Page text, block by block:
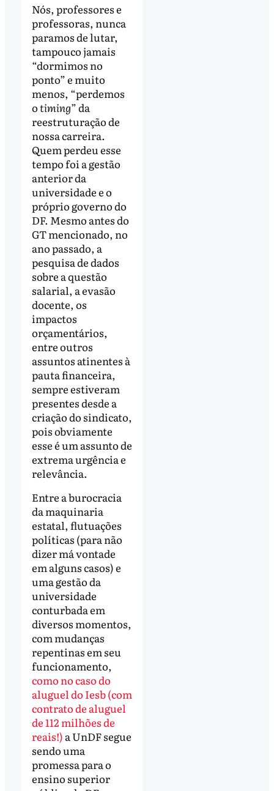
Nós, professores e
professoras, nunca
paramos de lutar,
tampouco jamais
“dormimos no
ponto” e muito
menos, “perdemos
otiming” da
reestruturação de
nossa carreira.
Quem perdeu esse
tempo foi a gestão
anterior da
universidade e o
próprio governo do
DF. Mesmo antes do
GT mencionado, no
ano passado, a
pesquisa de dados
sobre a questão
salarial, a evasão
docente, os
impactos
orçamentários,
entre outros
assuntos atinentes à
pauta financeira,
sempre estiveram
presentes desde a
criação do sindicato,
pois obviamente
esse é um assunto de
extrema urgência e
relevância.
Entre a burocracia
da maquinaria
estatal, flutuações
políticas (para não
dizer má vontade
em alguns casos) e
uma gestão da
universidade
conturbada em
diversos momentos,
com mudanças
repentinas em seu
funcionamento,
como no caso do
aluguel do Iesb (com
contrato de aluguel
de 112 milhões de
reais!) a UnDF segue
sendo uma
promessa para o
ensino superior